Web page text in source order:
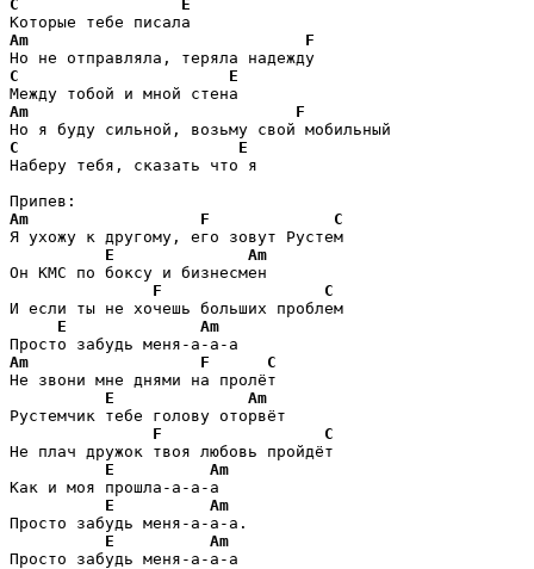
C
E
Am
F
C
E
Am
F
C
E
Наберу тебя, сказать что я
Am
F
C
Я ухожу к другому, его зовут Рустем
E
Am
Он КМС по боксу и бизнесмен
F
C
И если ты не хочешь больших проблем
E
Am
Am
F
C
Не звони мне днями на пролёт
E
Am
Рустемчик тебе голову оторвёт
F
C
Не плач дружок твоя любовь пройдёт
E
Am
Как и моя прошла-а-а-а
E
Am
Просто забудь меня-а-а-а.
E
Am
Просто забудь меня-а-а-а